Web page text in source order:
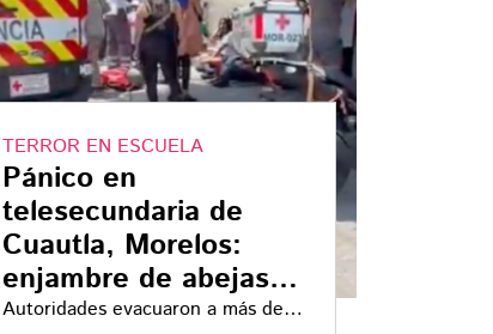
TERROR EN ESCUELA
Pánico en
telesecundaria de
Cuautla, Morelos:
enjambre de abejas
ataca a más de 100
Autoridades evacuaron a más de